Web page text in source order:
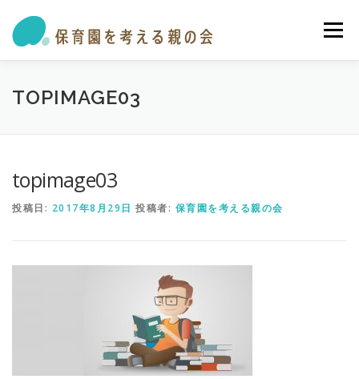
メニュー
私たちの活動 保育園・学童ガイド
TOPIMAGE03
topimage03
投稿日: 2017年8月29日 投稿者: 保育園を考える親の会